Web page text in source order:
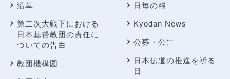
沿革
第二次大戦下における
日本基督教団の責任に
ついての告白
教団機構図
日毎の糧
Kyodan News
公募・公告
日本伝道の推進を祈る
日